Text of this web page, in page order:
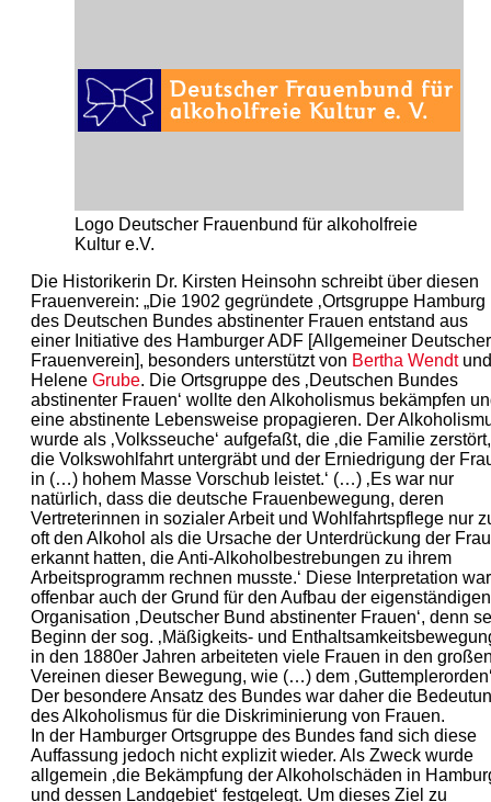
Logo Deutscher Frauenbund für alkoholfreie
Kultur e.V.
Die Historikerin Dr. Kirsten Heinsohn schreibt über diesen
Frauenverein: „Die 1902 gegründete ‚Ortsgruppe Hamburg
des Deutschen Bundes abstinenter Frauen entstand aus
einer Initiative des Hamburger ADF [Allgemeiner Deutscher
Frauenverein], besonders unterstützt von Bertha Wendtund
Helene Grube. Die Ortsgruppe des ‚Deutschen Bundes
abstinenter Frauen‘ wollte den Alkoholismus bekämpfen
eine abstinente Lebensweise propagieren. Der
wurde als ‚Volksseuche‘ aufgefaßt, die ‚die Familie zerstört,
die Volkswohlfahrt untergräbt und der Erniedrigung der
in (…) hohem Masse Vorschub leistet.‘ (…) ‚Es war nur
natürlich, dass die deutsche Frauenbewegung, deren
Vertreterinnen in sozialer Arbeit und Wohlfahrtspflege nur
oft den Alkohol als die Ursache der Unterdrückung der Frau
erkannt hatten, die Anti-Alkoholbestrebungen zu ihrem
Arbeitsprogramm rechnen musste.‘ Diese Interpretation war
offenbar auch der Grund für den Aufbau der eigenständigen
Organisation ‚Deutscher Bund abstinenter Frauen‘, denn
Beginn der sog. ‚Mäßigkeits- und
in den 1880er Jahren arbeiteten viele Frauen in den
Vereinen dieser Bewegung, wie (…) dem
Der besondere Ansatz des Bundes war daher die
des Alkoholismus für die Diskriminierung von Frauen.
In der Hamburger Ortsgruppe des Bundes fand sich diese
Auffassung jedoch nicht explizit wieder. Als Zweck wurde
allgemein ‚die Bekämpfung der Alkoholschäden in
und dessen Landgebiet‘ festgelegt. Um dieses Ziel zu